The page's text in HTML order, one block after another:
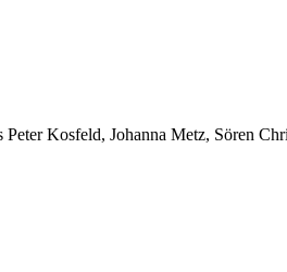
Peter Kosfeld, Johanna Metz, Sören